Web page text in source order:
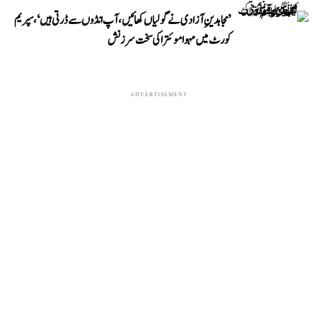
’مجاہدینِ آزادی نے گولیاں کھائیں، آپ انڈوں سے ڈرتی ہیں‘، سپریم
کورٹ میں مہوا موئترا کی سخت سرزنش
ADVERTISEMENT